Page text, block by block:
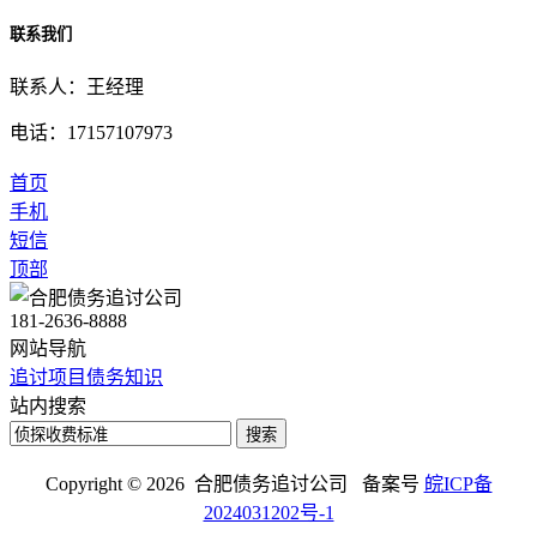
联系我们
联系人：王经理
电话：17157107973
首页
手机
短信
顶部
181-2636-8888
网站导航
追讨项目债务知识
站内搜索
搜索
Copyright © 2026 合肥债务追讨公司 备案号 皖ICP备
2024031202号-1